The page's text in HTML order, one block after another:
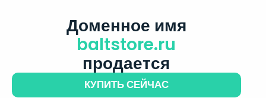
Доменное имя
baltstore.ru
продается
КУПИТЬ СЕЙЧАС